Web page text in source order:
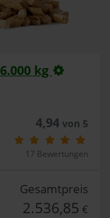
6.000 kg
4,94von 5
17 Bewertungen
Gesamtpreis
2.536,85 €